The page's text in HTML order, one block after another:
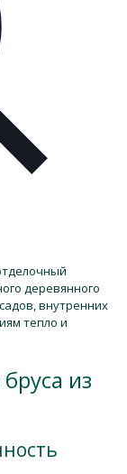
деревянного
внутренних
тепло и
из